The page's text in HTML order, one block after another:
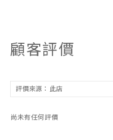
顧客評價
尚未有任何評價